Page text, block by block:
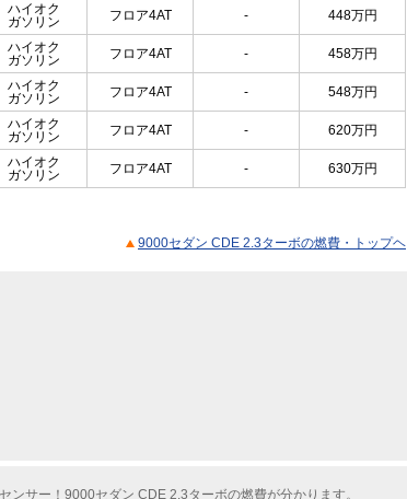
ハイオク
ガソリン
フロア4AT - 448万円
ハイオク
ガソリン
フロア4AT - 458万円
ハイオク
ガソリン
フロア4AT - 548万円
ハイオク
ガソリン
フロア4AT - 620万円
ハイオク
ガソリン
フロア4AT - 630万円
9000セダン CDE 2.3ターボの燃費・トップヘ
サー！9000セダン CDE 2.3ターボの燃費が分かります。